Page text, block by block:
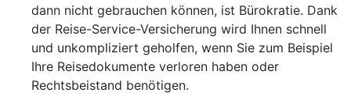
dann nicht gebrauchen können, ist Bürokratie. Dank
der Reise-Service-Versicherung wird Ihnen schnell
und unkompliziert geholfen, wenn Sie zum Beispiel
Ihre Reisedokumente verloren haben oder
Rechtsbeistand benötigen.